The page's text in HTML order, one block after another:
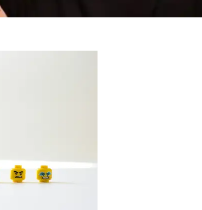
pürüzsüz ve estetik cam parçalarıdır. Bu yazıda,